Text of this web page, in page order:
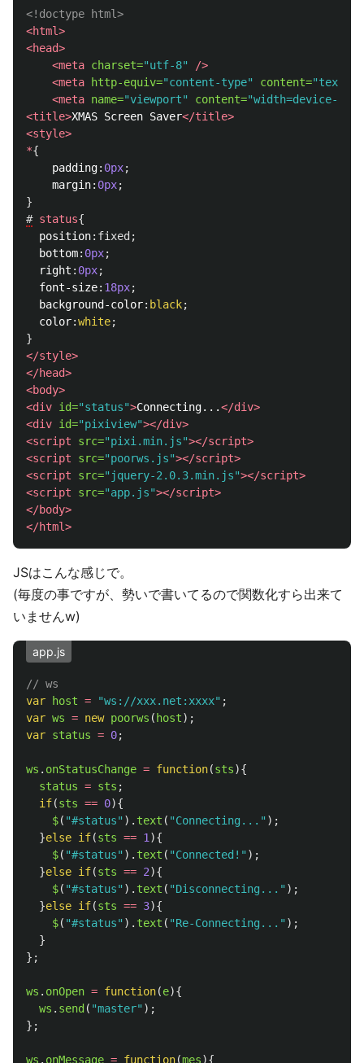
<!doctype html>
<html>
<head>
<meta charset="utf-8"
/>
<meta
http-equiv="content-type" content="text/
<meta name="viewport" content="width=device-
<title>XMAS Screen Saver</title>
<style>
*{
padding: 0px;
margin: 0px;
}
# status{
position: fixed ;
bottom: 0px;
right : 0px;
font-size: 18px;
background-color: black;
color:white;
}
</style>
</head>
<body>
<div id="status">Connecting...</div>
<div id="pixiview"></div>
<script src="pixi.min.js"></script>
<script src="poorws.js"></script>
<script src="jquery-2.0.3.min.js"></script>
<script src="app.js"></script>
</body>
</html>
JSはこんな感じで。
(毎度の事ですが、勢いで書いてるので関数化すら出来て
いませんw)
app.js
// ws
var
host = "ws://xxx.net:xxxx" ;
var ws = new poorws ( host);
var status = 0;
ws . onStatusChange = function(sts){
status = sts ;
if(sts == 0){
$( "#status" ). text ( "Connecting... " );
}else if(sts == 1 ){
$( "#status" ). text ( "Connected! " );
}else if(sts == 2){
$( "#status" ). text ( "Disconnecting... " );
}else if(sts == 3){
$( "#status" ). text ( "Re-Connecting... " );
}
};
ws . onOpen = function(e){
ws . send ( "master" );
};
ws . onMessage = function(mes){